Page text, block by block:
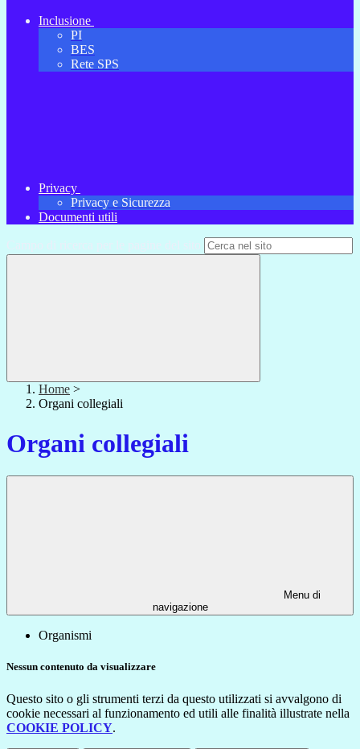
Inclusione
PI
BES
Rete SPS
Privacy
Privacy e Sicurezza
Documenti utili
Campo di ricerca per le pagine del sito
Home >
Organi collegiali
Organi collegiali
Menu di
navigazione
Organismi
Nessun contenuto da visualizzare
Questo sito o gli strumenti terzi da questo utilizzati si avvalgono di
cookie necessari al funzionamento ed utili alle finalità illustrate nella
COOKIE POLICY.